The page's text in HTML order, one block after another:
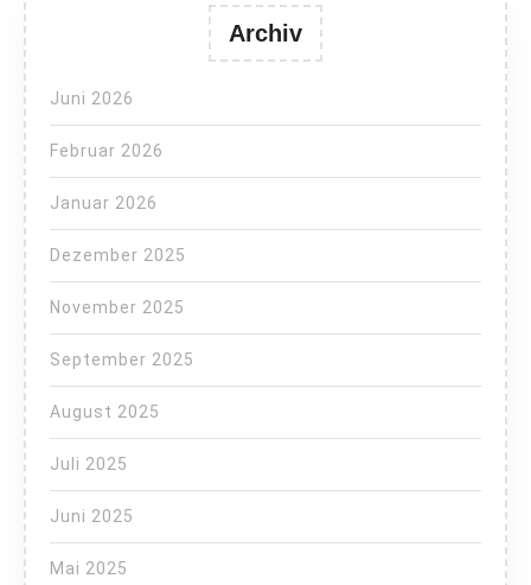
Archiv
Juni 2026
Februar 2026
Januar 2026
Dezember 2025
November 2025
September 2025
August 2025
Juli 2025
Juni 2025
Mai 2025